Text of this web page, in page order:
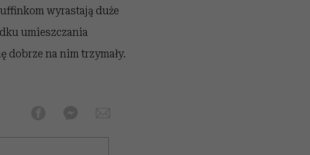
wyrastają duże
umieszczania
dobrze na nim trzymały.